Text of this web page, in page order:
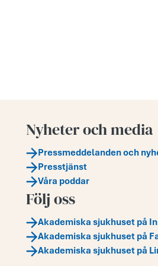
Nyheter och media
Pressmeddelanden och
Presstjänst
Våra poddar
Följ oss
Akademiska sjukhuset på
Akademiska sjukhuset på
Akademiska sjukhuset på